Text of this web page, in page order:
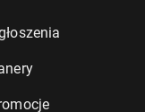
po­gor­szą sy­tu­acji